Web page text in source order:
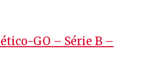
GO – Série B –